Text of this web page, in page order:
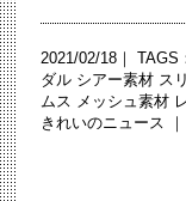
2021/02/18｜ TAGS
ダル シアー素材 ス
ムス メッシュ素材
きれいのニュース ｜